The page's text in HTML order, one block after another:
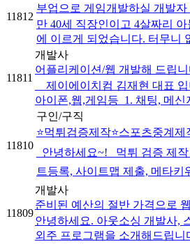
11812
부업으로 게임개발하실 개발
만 40세 직장인이고 4살짜리
에 이르게 되었습니다. 터무니
11811
개발사
어플리케이션/웹 개발해 드립
제이에이치컴 김재현 대표
아이폰,웹,게임등 ​ 1. 채팅, 메신
11810
구인/구직
⭐️먹튀검증제작⭐️스포츠중계
안녕하세요~! 먹튀 검증 제작
트등록, 사이트맵 제출, 메타
11809
개발사
준비된 예산의 절반 가격으로
안녕하세요. 아웃소싱 개발사,
외주 프로그램을 소개해드립